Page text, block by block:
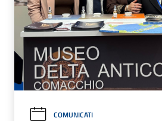
COMUNICATI